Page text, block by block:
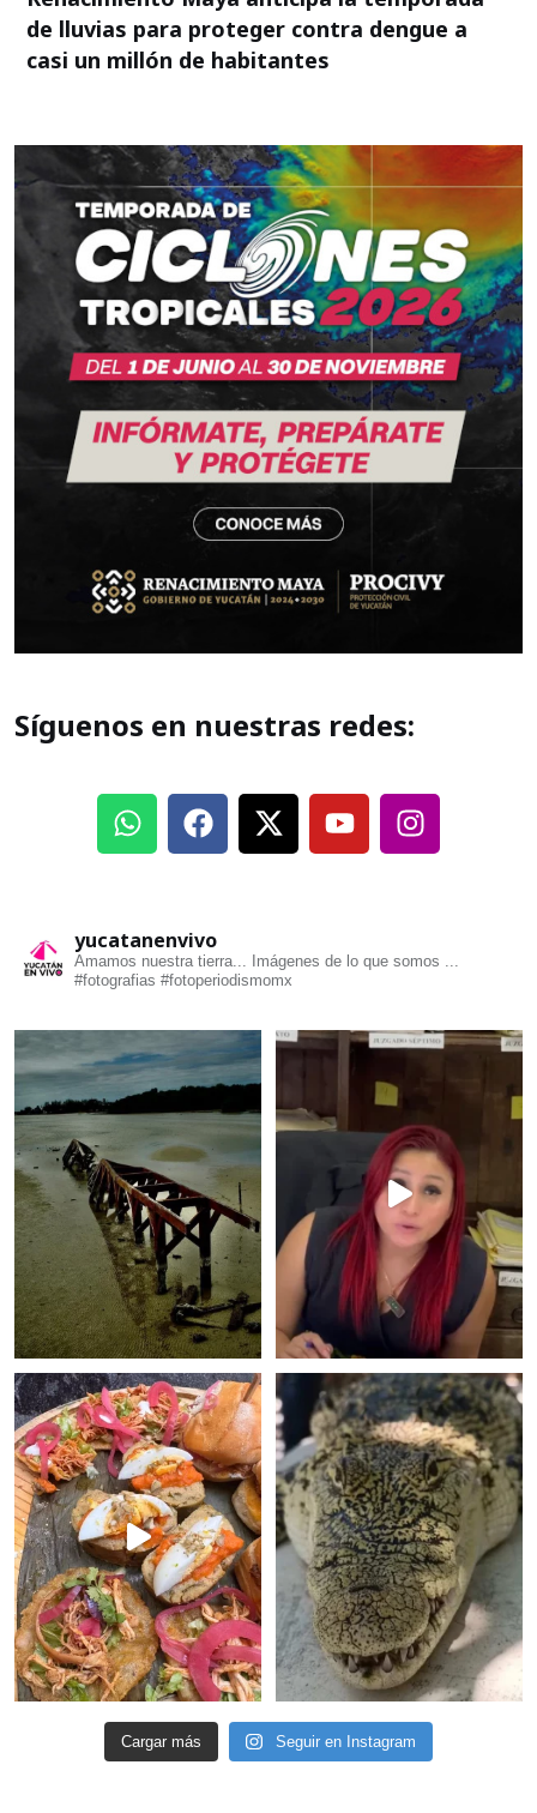
de lluvias para proteger contra dengue a
casi un millón de habitantes
Síguenos en nuestras redes:
yucatanenvivo
Amamos nuestra tierra... Imágenes de lo que somos ...
#fotografias #fotoperiodismomx
Cargar más Seguir en Instagram